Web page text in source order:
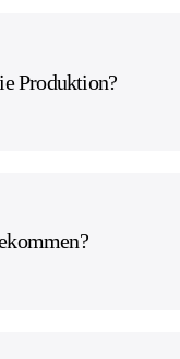
Produktion?